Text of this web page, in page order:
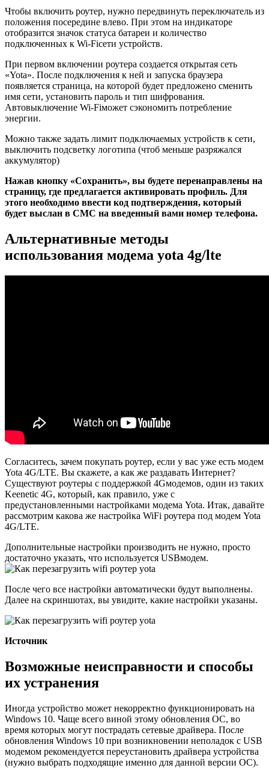
Чтобы включить роутер, нужно передвинуть переключатель из
положения посередине влево. При этом на индикаторе
отобразится значок статуса батареи и количество
подключенных к Wi-Fiсети устройств.
При первом включении роутера создается открытая сеть
«Yota». После подключения к ней и запуска браузера
появляется страница, на которой будет предложено сменить
имя сети, установить пароль и тип шифрования.
Автовыключение Wi-Fiможет сэкономить потребление
энергии.
Можно также задать лимит подключаемых устройств к сети,
выключить подсветку логотипа (чтоб меньше разряжался
аккумулятор)
Нажав кнопку «Сохранить», вы будете перенаправлены на
страницу, где предлагается активировать профиль. Для
этого необходимо ввести код подтверждения, который
будет выслан в СМС на введенный вами номер телефона.
Альтернативные методы
использования модема yota 4g/lte
Согласитесь, зачем покупать роутер, если у вас уже есть модем
Yota 4G/LTE. Вы скажете, а как же раздавать Интернет?
Существуют роутеры с поддержкой 4Gмодемов, один из таких
Keenetic 4G, который, как правило, уже с
предустановленными настройками модема Yota. Итак, давайте
рассмотрим какова же настройка WiFi роутера под модем Yota
4G/LTE.
Дополнительные настройки производить не нужно, просто
достаточно указать, что используется USBмодем.
После чего все настройки автоматически будут выполнены.
Далее на скриншотах, вы увидите, какие настройки указаны.
Источник
Возможные неисправности и способы
их устранения
Иногда устройство может некорректно функционировать на
Windows 10. Чаще всего виной этому обновления ОС, во
время которых могут пострадать сетевые драйвера. После
обновления Windows 10 при возникновении неполадок с USB
модемом рекомендуется переустановить драйвера устройства
(нужно выбрать подходящие именно для данной версии ОС).